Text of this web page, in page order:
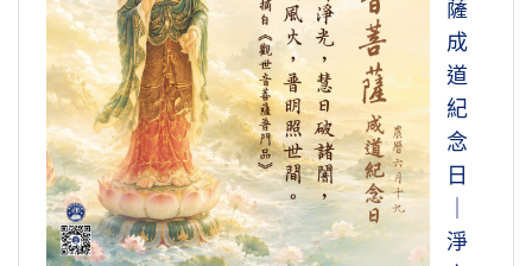
薩
成
道
紀
念
日
淨